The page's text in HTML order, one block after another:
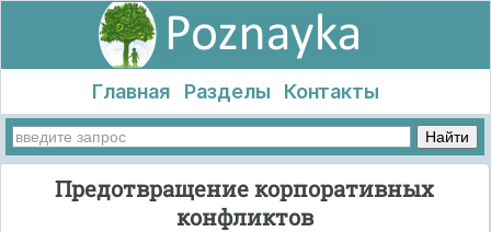
Главная Разделы Контакты
Предотвращение корпоративных
конфликтов